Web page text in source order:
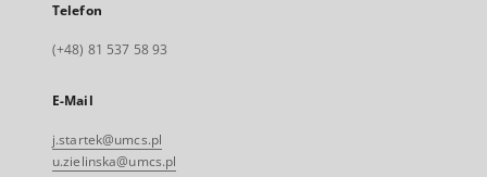
Telefon
(+48) 81 537 58 93
E-Mail
j.startek@umcs.pl
u.zielinska@umcs.pl